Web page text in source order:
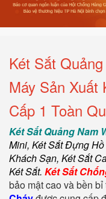
Két Sắt
Máy Sản Xuất
Cấp 1 Toàn
Két Sắt Quảng Nam
Mini, Két Sắt Đựng
Khách Sạn, Két Sắt
Két Sắt. Két Sắt
bảo mật cao và bền